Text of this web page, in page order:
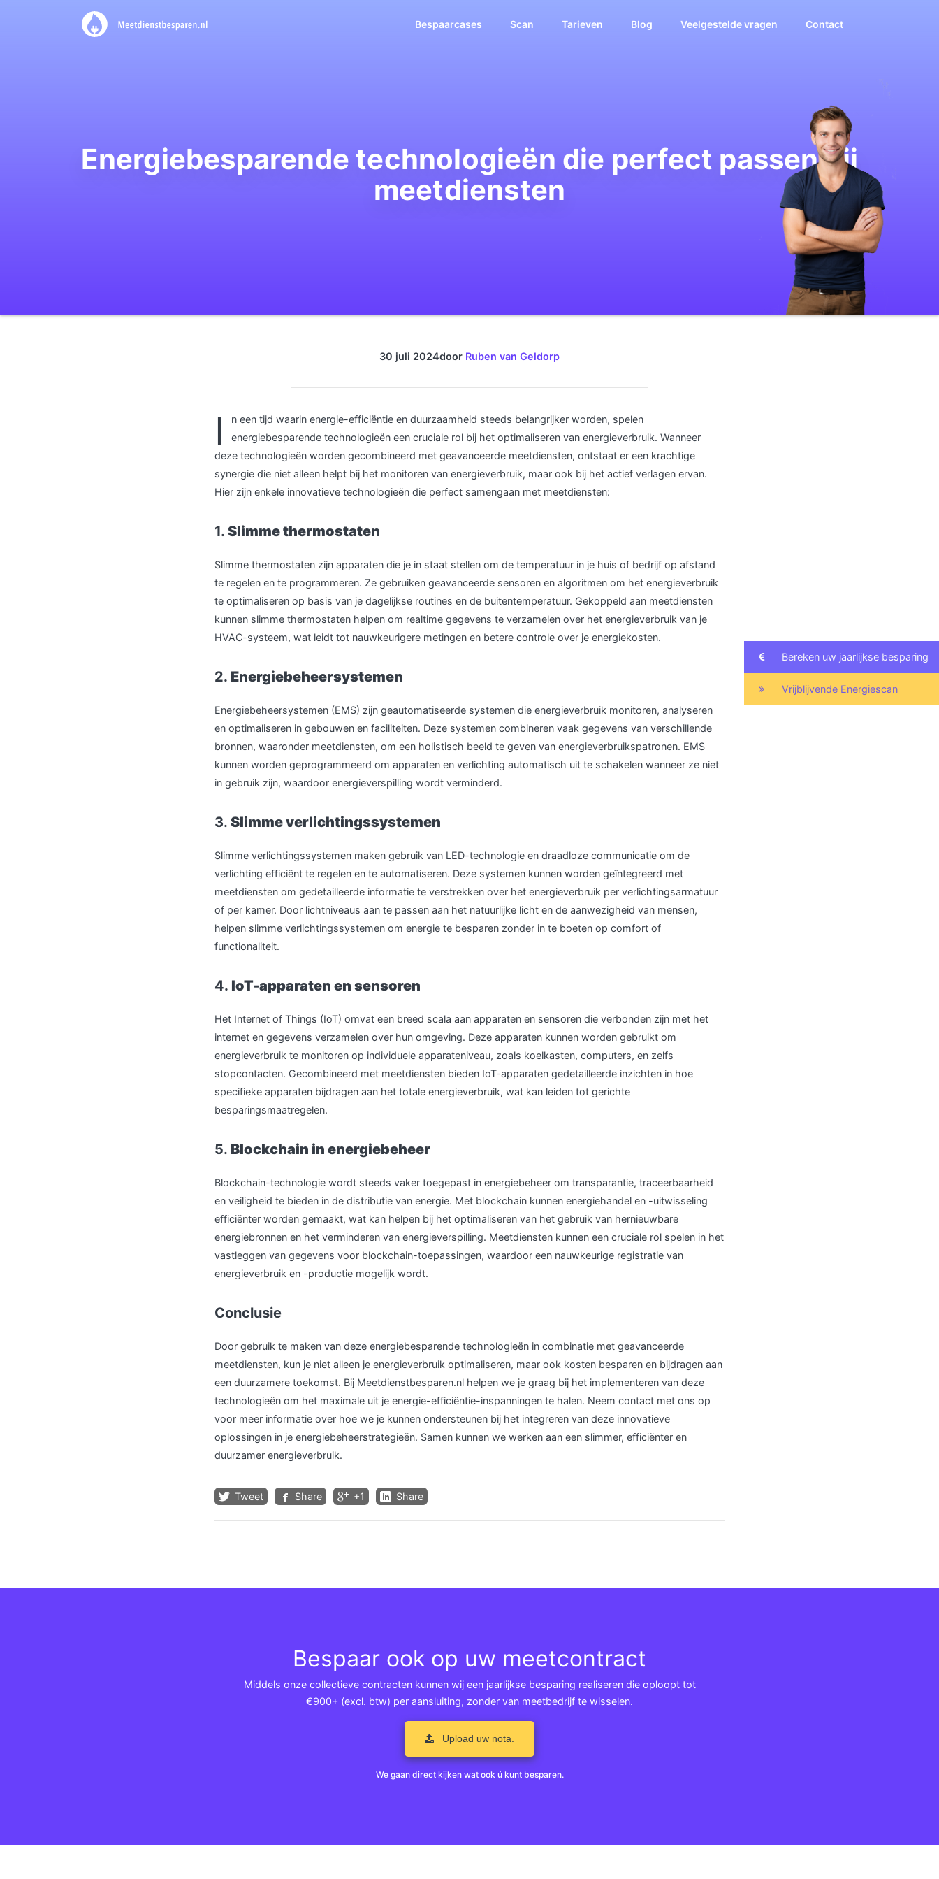
Bespaarcases Scan Tarieven Blog Veelgestelde vragen Contact
Energiebesparende technologieën die perfect passen bij
meetdiensten
30 juli 2024door Ruben van Geldorp
I
n een tijd waarin energie-efficiëntie en duurzaamheid steeds belangrijker worden, spelen
energiebesparende technologieën een cruciale rol bij het optimaliseren van energieverbruik. Wanneer
deze technologieën worden gecombineerd met geavanceerde meetdiensten, ontstaat er een krachtige
synergie die niet alleen helpt bij het monitoren van energieverbruik, maar ook bij het actief verlagen ervan.
Hier zijn enkele innovatieve technologieën die perfect samengaan met meetdiensten:
1. Slimme thermostaten
Slimme thermostaten zijn apparaten die je in staat stellen om de temperatuur in je huis of bedrijf op afstand
te regelen en te programmeren. Ze gebruiken geavanceerde sensoren en algoritmen om het energieverbruik
te optimaliseren op basis van je dagelijkse routines en de buitentemperatuur. Gekoppeld aan meetdiensten
kunnen slimme thermostaten helpen om realtime gegevens te verzamelen over het energieverbruik van je
HVAC-systeem, wat leidt tot nauwkeurigere metingen en betere controle over je energiekosten.
2. Energiebeheersystemen
Energiebeheersystemen (EMS) zijn geautomatiseerde systemen die energieverbruik monitoren, analyseren
en optimaliseren in gebouwen en faciliteiten. Deze systemen combineren vaak gegevens van verschillende
bronnen, waaronder meetdiensten, om een holistisch beeld te geven van energieverbruikspatronen. EMS
kunnen worden geprogrammeerd om apparaten en verlichting automatisch uit te schakelen wanneer ze niet
in gebruik zijn, waardoor energieverspilling wordt verminderd.
3. Slimme verlichtingssystemen
Slimme verlichtingssystemen maken gebruik van LED-technologie en draadloze communicatie om de
verlichting efficiënt te regelen en te automatiseren. Deze systemen kunnen worden geïntegreerd met
meetdiensten om gedetailleerde informatie te verstrekken over het energieverbruik per verlichtingsarmatuur
of per kamer. Door lichtniveaus aan te passen aan het natuurlijke licht en de aanwezigheid van mensen,
helpen slimme verlichtingssystemen om energie te besparen zonder in te boeten op comfort of
functionaliteit.
4. IoT-apparaten en sensoren
Het Internet of Things (IoT) omvat een breed scala aan apparaten en sensoren die verbonden zijn met het
internet en gegevens verzamelen over hun omgeving. Deze apparaten kunnen worden gebruikt om
energieverbruik te monitoren op individuele apparateniveau, zoals koelkasten, computers, en zelfs
stopcontacten. Gecombineerd met meetdiensten bieden IoT-apparaten gedetailleerde inzichten in hoe
specifieke apparaten bijdragen aan het totale energieverbruik, wat kan leiden tot gerichte
besparingsmaatregelen.
5. Blockchain in energiebeheer
Blockchain-technologie wordt steeds vaker toegepast in energiebeheer om transparantie, traceerbaarheid
en veiligheid te bieden in de distributie van energie. Met blockchain kunnen energiehandel en -uitwisseling
efficiënter worden gemaakt, wat kan helpen bij het optimaliseren van het gebruik van hernieuwbare
energiebronnen en het verminderen van energieverspilling. Meetdiensten kunnen een cruciale rol spelen in het
vastleggen van gegevens voor blockchain-toepassingen, waardoor een nauwkeurige registratie van
energieverbruik en -productie mogelijk wordt.
Conclusie
Door gebruik te maken van deze energiebesparende technologieën in combinatie met geavanceerde
meetdiensten, kun je niet alleen je energieverbruik optimaliseren, maar ook kosten besparen en bijdragen aan
een duurzamere toekomst. Bij Meetdienstbesparen.nl helpen we je graag bij het implementeren van deze
technologieën om het maximale uit je energie-efficiëntie-inspanningen te halen. Neem contact met ons op
voor meer informatie over hoe we je kunnen ondersteunen bij het integreren van deze innovatieve
oplossingen in je energiebeheerstrategieën. Samen kunnen we werken aan een slimmer, efficiënter en
duurzamer energieverbruik.
Tweet Share +1 Share
Bespaar ook op uw meetcontract
Middels onze collectieve contracten kunnen wij een jaarlijkse besparing realiseren die oploopt tot
€900+ (excl. btw) per aansluiting, zonder van meetbedrijf te wisselen.
Upload uw nota.
We gaan direct kijken wat ook ú kunt besparen.
Bereken uw jaarlijkse besparing
Vrijblijvende Energiescan